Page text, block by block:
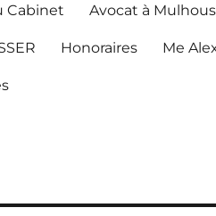
Cabinet Avocat à
Honoraires Me